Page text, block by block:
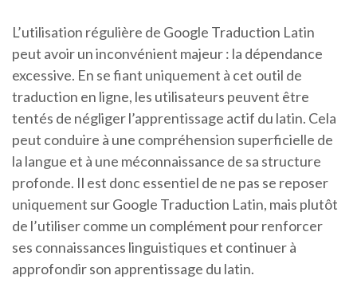
L’utilisation régulière de Google Traduction Latin
peut avoir un inconvénient majeur : la dépendance
excessive. En se fiant uniquement à cet outil de
traduction en ligne, les utilisateurs peuvent être
tentés de négliger l’apprentissage actif du latin. Cela
peut conduire à une compréhension superficielle de
la langue et à une méconnaissance de sa structure
profonde. Il est donc essentiel de ne pas se reposer
uniquement sur Google Traduction Latin, mais plutôt
de l’utiliser comme un complément pour renforcer
ses connaissances linguistiques et continuer à
approfondir son apprentissage du latin.